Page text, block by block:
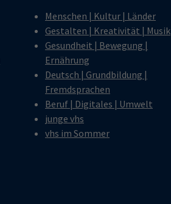
Menschen | Kultur | Länder
Gestalten | Kreativität | Musik
Gesundheit | Bewegung |
Ernährung
Deutsch | Grundbildung |
Fremdsprachen
Beruf | Digitales | Umwelt
junge vhs
vhs im Sommer